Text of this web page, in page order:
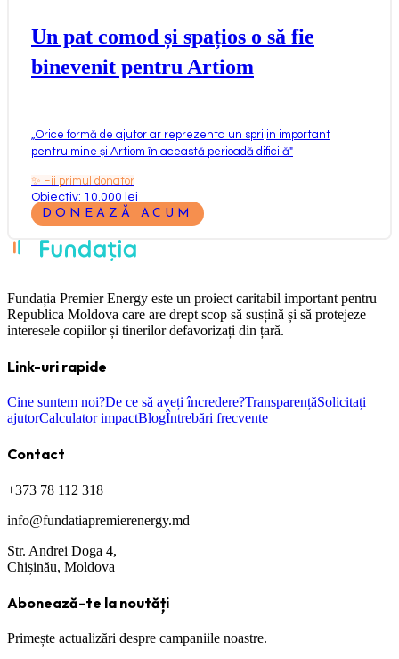
Un pat comod și spațios o să fie
binevenit pentru Artiom
Orice formă de ajutor ar reprezenta un sprijin important
pentru mine și Artiom în această perioadă dificilă"
✨ Fii primul donator
Obiectiv: 10.000 lei
DONEAZĂ ACUM
Fundația Premier Energy este un proiect caritabil important pentru
Republica Moldova care are drept scop să susțină și să protejeze
interesele copiilor și tinerilor defavorizați din țară.
Link-uri rapide
Cine suntem noi?De ce să aveți încredere?TransparențăSolicitați
ajutorCalculator impactBlogÎntrebări frecvente
Contact
+373 78 112 318
info@fundatiapremierenergy.md
Str. Andrei Doga 4,
Chișinău, Moldova
Abonează-te la noutăți
Primește actualizări despre campaniile noastre.